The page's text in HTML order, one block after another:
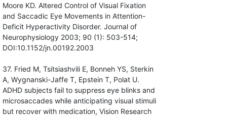
Moore KD. Altered Control of Visual Fixation
and Saccadic Eye Movements in Attention-
Deficit Hyperactivity Disorder. Journal of
Neurophysiology 2003; 90 (1): 503-514;
DOI:10.1152/jn.00192.2003
37. Fried M, Tsitsiashvili E, Bonneh YS, Sterkin
A, Wygnanski-Jaffe T, Epstein T, Polat U.
ADHD subjects fail to suppress eye blinks and
microsaccades while anticipating visual stimuli
but recover with medication, Vision Research